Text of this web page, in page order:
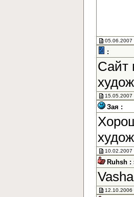
05.06.2007
:
Сайт
15.05.2007
Зая :
10.02.2007
Ruhsh :
12.10.2006